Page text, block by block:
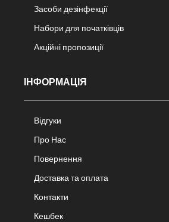
Засоби дезінфекції
Набори для початківців
Акційні пропозиції
ІНФОРМАЦІЯ
Відгуки
Про Нас
Повернення
Доставка та оплата
Контакти
Кешбек